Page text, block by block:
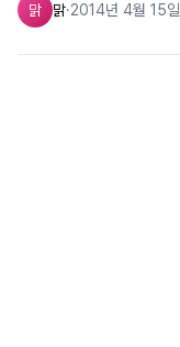
맑 맑·2014년 4월 15일